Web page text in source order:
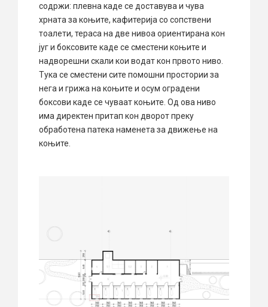
содржи: плевна каде се доставува и чува
хрната за коњите, кафитерија со сопствени
тоалети, тераса на две нивоа ориентирана кон
југ и боксовите каде се сместени коњите и
надворешни скали кои водат кон првото ниво.
Тука се сместени сите помошни простории за
нега и грижа на коњите и осум оградени
боксови каде се чуваат коњите. Од ова ниво
има директен притап кон дворот преку
обработена патека наменета за движење на
коњите.